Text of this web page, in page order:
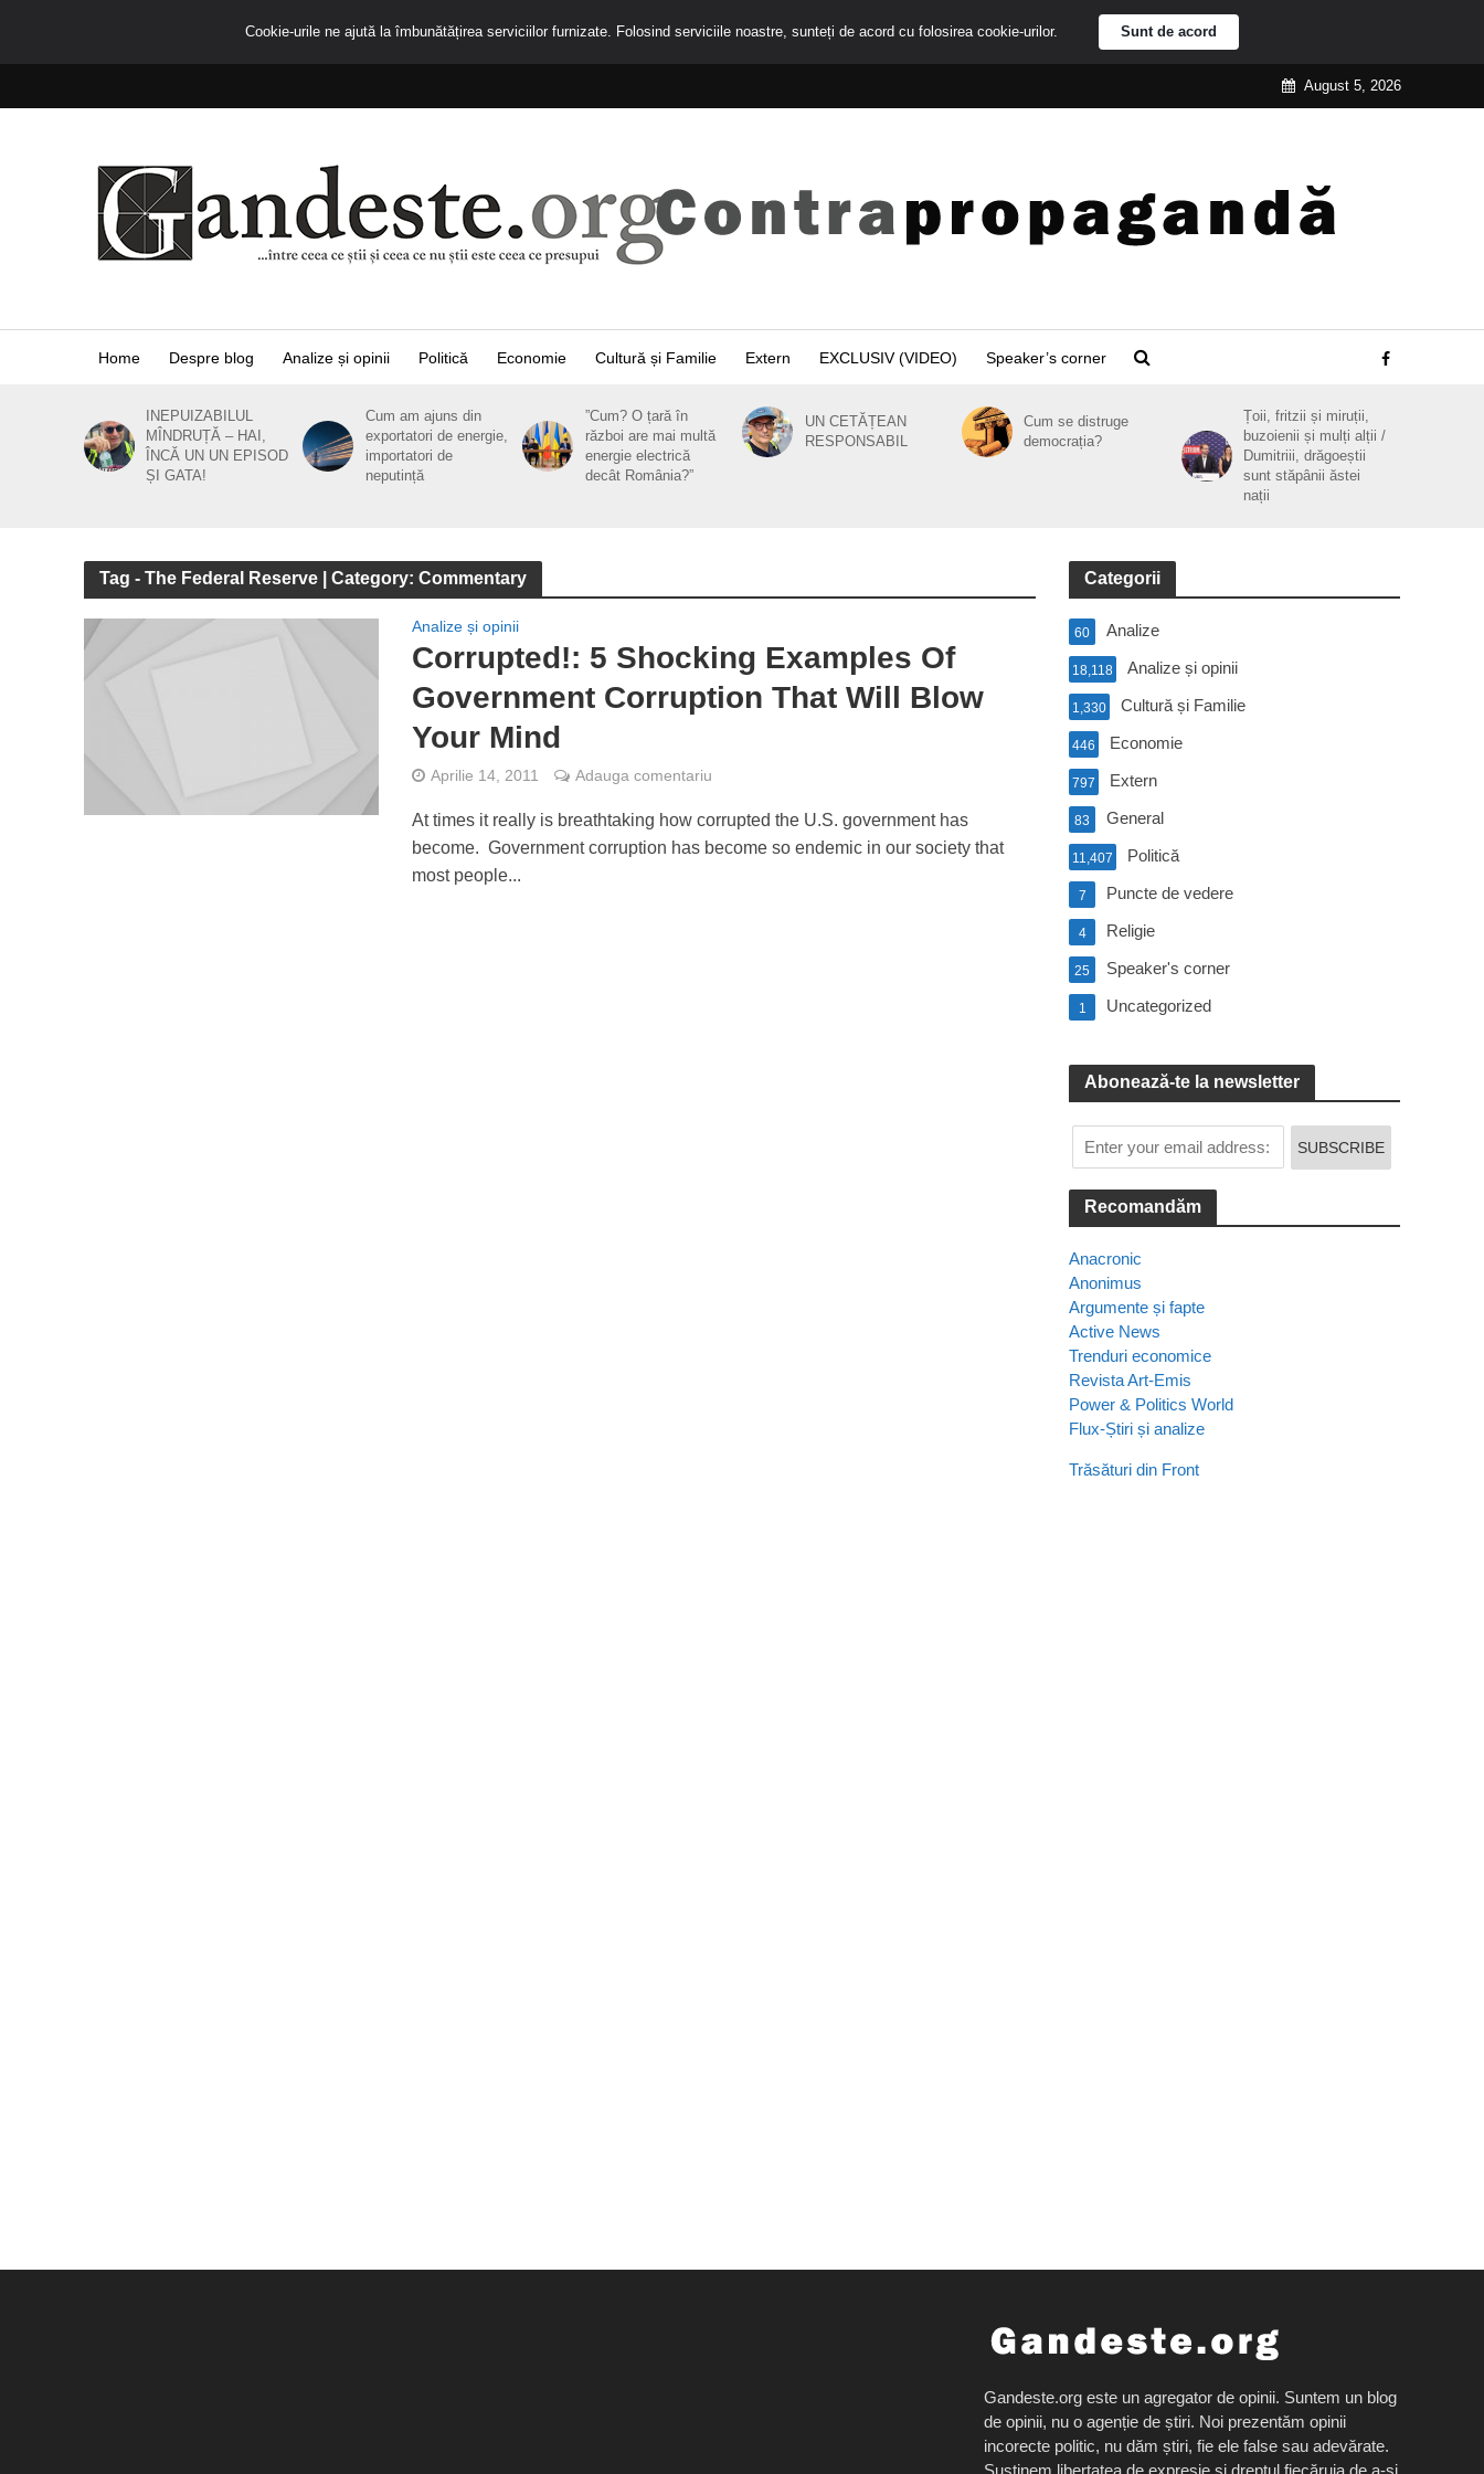
August 5, 2026
Home Despre blog Analize și opinii Politică Economie Cultură și Familie Extern EXCLUSIV (VIDEO) Speaker’s corner
INEPUIZABILUL
MÎNDRUȚĂ – HAI,
ÎNCĂ UN UN EPISOD
ȘI GATA!
Cum am ajuns din
exportatori de energie,
importatori de
neputință
”Cum? O țară în
război are mai multă
energie electrică
decât România?”
UN CETĂȚEAN
RESPONSABIL
Cum se distruge
democrația?
Țoii, fritzii și miruții,
buzoienii și mulți alții /
Dumitriii, drăgoeștii
sunt stăpânii ăstei
nații
Tag - The Federal Reserve | Category: Commentary
Analize și opinii
Corrupted!: 5 Shocking Examples Of
Government Corruption That Will Blow
Your Mind
Aprilie 14, 2011 Adauga comentariu
At times it really is breathtaking how corrupted the U.S. government has
become. Government corruption has become so endemic in our society that
most people...
Categorii
Analize
60
Analize și opinii
18,118
Cultură și Familie
1,330
Economie
446
Extern
797
General
83
Politică
11,407
Puncte de vedere
7
Religie
4
Speaker's corner
25
Uncategorized
1
Abonează-te la newsletter
Recomandăm
Anacronic
Anonimus
Argumente și fapte
Active News
Trenduri economice
Revista Art-Emis
Power & Politics World
Flux-Știri și analize
Trăsături din Front
Cookie-urile ne ajută la îmbunătățirea serviciilor furnizate. Folosind serviciile noastre, sunteți de acord cu folosirea cookie-urilor. Sunt de acord
Gandeste.org este un agregator de opinii. Suntem un blog
de opinii, nu o agenție de știri. Noi prezentăm opinii
incorecte politic, nu dăm știri, fie ele false sau adevărate.
Susținem libertatea de expresie și dreptul fiecăruia de a-și